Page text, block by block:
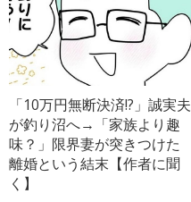
「10万円無断決済!?」誠実夫
が釣り沼へ→「家族より趣
味？」限界妻が突きつけた
離婚という結末【作者に聞
く】